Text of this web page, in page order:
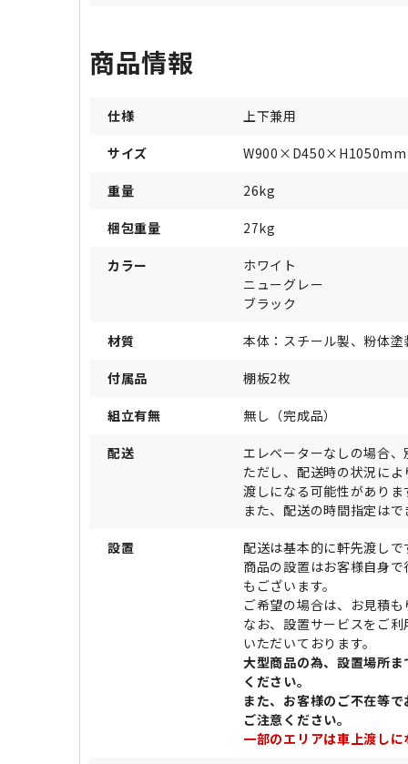
商品情報
仕様 上下兼用
サイズ W900×D450×H1050mm
重量 26kg
梱包重量 27kg
カラー
ホワイト
ニューグレー
ブラック
材質 本体：スチール製、粉体
付属品 棚板2枚
組立有無 無し（完成品）
配送
エレベーターなしの場合
ただし、配送時の状況に
渡しになる可能性がありま
また、配送の時間指定は
設置
配送は基本的に軒先渡し
商品の設置はお客様自身
もございます。
ご希望の場合は、お見積
なお、設置サービスをご
いただいております。
大型商品の為、設置場所
ください。
また、お客様のご不在等
ご注意ください。
一部のエリアは車上渡しに